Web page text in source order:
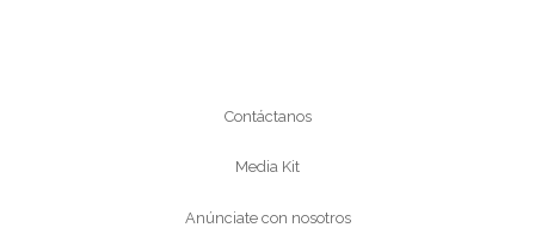
Contáctanos
Media Kit
Anúnciate con nosotros